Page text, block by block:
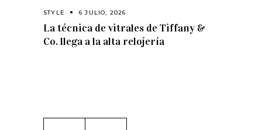
STYLE 6 JULIO, 2026
La técnica de vitrales de Tiffany &
Co. llega a la alta relojería